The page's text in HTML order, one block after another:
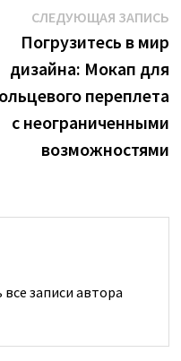
СЛЕДУЮЩАЯ ЗАПИСЬ
Погрузитесь в мир
дизайна: Мокап для
переплета
с неограниченными
возможностями
записи автора